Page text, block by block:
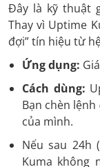
Đây là kỹ thuật
Thay vì Uptime
đợi” tín hiệu từ
Ứng dụng:
Cách dùng:
Bạn chèn lệnh
của mình.
Nếu sau 24h
Kuma không